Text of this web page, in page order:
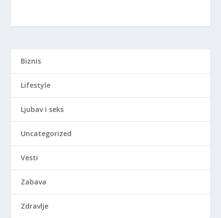
Biznis
Lifestyle
Ljubav i seks
Uncategorized
Vesti
Zabava
Zdravlje